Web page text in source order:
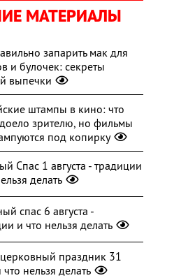
МАТЕРИАЛЫ
запарить мак для
и булочек: секреты
выпечки
штампы в кино: что
зрителю, но фильмы
под копирку
Спас 1 августа - традиции
делать
спас 6 августа -
и что нельзя делать
праздник 31
нельзя делать